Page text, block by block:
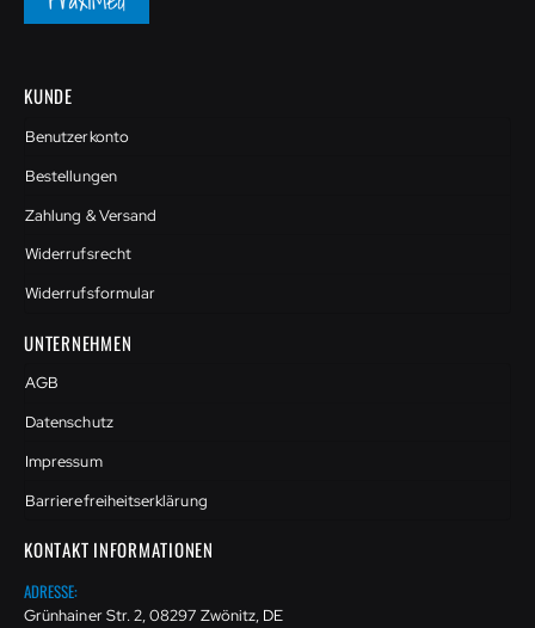
KUNDE
Benutzerkonto
Bestellungen
Zahlung & Versand
Widerrufsrecht
Widerrufsformular
UNTERNEHMEN
AGB
Datenschutz
Impressum
Barrierefreiheitserklärung
KONTAKT INFORMATIONEN
ADRESSE:
Grünhainer Str. 2, 08297 Zwönitz, DE